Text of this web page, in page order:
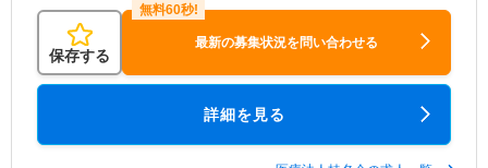
保存する
最新の募集状況を問い合わせる
詳細を見る